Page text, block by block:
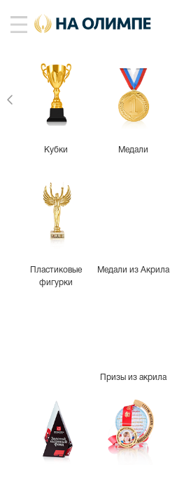
Кубки Медали
Пластиковые
фигурки
Медали из Акрила
Призы из акрила